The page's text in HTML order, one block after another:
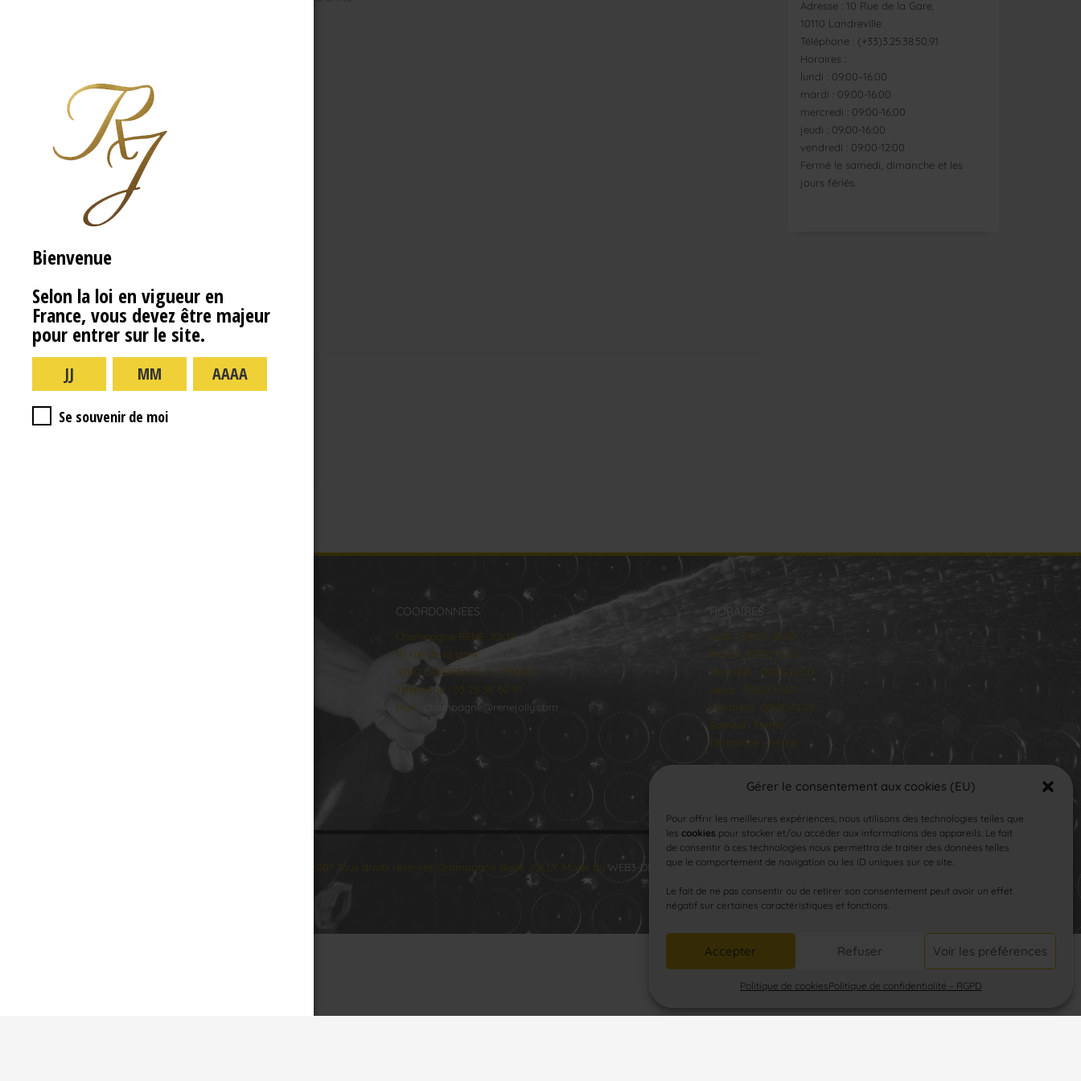
Gérer le consentement aux cookies (EU)
Pour offrir les meilleures expériences, nous utilisons des technologies telles que
les cookies pour stocker et/ou accéder aux informations des appareils. Le fait
de consentir à ces technologies nous permettra de traiter des données telles
que le comportement de navigation ou les ID uniques sur ce site.
Le fait de ne pas consentir ou de retirer son consentement peut avoir un effet
négatif sur certaines caractéristiques et fonctions.
Accepter Refuser Voir les préférences
Politique de cookiesPolitique de confidentialité – RGPD
Adresse : 10 Rue de la Gare,
10110 Landreville
Téléphone : (+33)3.25.38.50.91
Horaires :
lundi : 09:00–16:00
mardi : 09:00-16:00
mercredi : 09:00-16:00
jeudi : 09:00-16:00
vendredi : 09:00-12:00
Fermé le samedi, dimanche et les
jours fériés.
COORDONNÉES
Champagne RENE JOLLY
10 rue de la gare
10110 LANDREVILLE - FRANCE
Téléphone : 03 25 38 50 91
Mail :
champagne@renejolly.com
HORAIRES
lundi : 09:00–16:00
Mardi : 09:00-16:00
Mercredi : 09:00-16:00
Jeudi : 09:00-16:00
Vendredi : 09:00-12:00
Samedi : Fermé
Dimanche : Fermé
© 2007 Tous droits réservés Champagne René JOLLY. Made by WEB3-DESIGN.
Bienvenue
Selon la loi en vigueur en
France, vous devez être majeur
pour entrer sur le site.
Se souvenir de moi